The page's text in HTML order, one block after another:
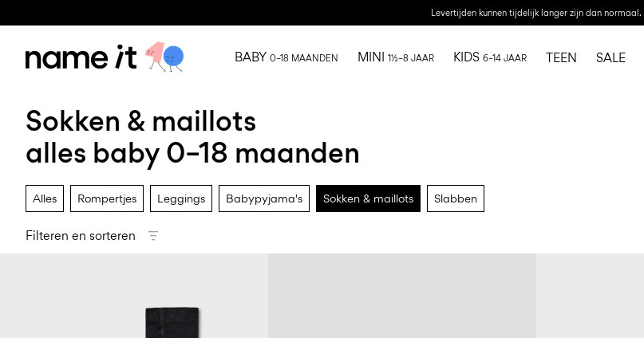
Levertijden kunnen tijdelijk langer zijn dan normaal.
BABY 0–18 MAANDEN MINI 1½–8 JAAR KIDS 6–14 JAAR TEEN SALE
Sokken & maillots
alles baby 0–18 maanden
Alles Rompertjes Leggings Babypyjama's Sokken & maillots Slabben
Filteren en sorteren